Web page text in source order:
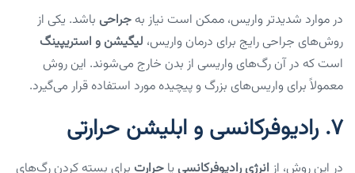
در موارد شدیدتر واریس، ممکن است نیاز به جراحی باشد. یکی از
روش‌های جراحی رایج برای درمان واریس، لیگیشن و استریپینگ
است که در آن رگ‌های واریسی از بدن خارج می‌شوند. این روش
معمولاً برای واریس‌های بزرگ و پیچیده مورد استفاده قرار می‌گیرد.
7. رادیوفرکانسی و ابلیشن حرارتی
در این روش، از انرژی رادیوفرکانسی یا حرارت برای بسته کردن رگ‌های